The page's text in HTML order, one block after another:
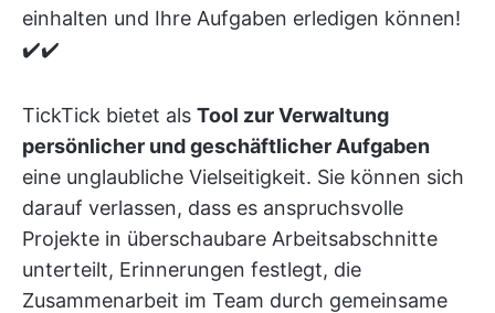
einhalten und Ihre Aufgaben erledigen können!
✔️✔️
TickTick bietet als Tool zur Verwaltung
persönlicher und geschäftlicher Aufgaben
eine unglaubliche Vielseitigkeit. Sie können sich
darauf verlassen, dass es anspruchsvolle
Projekte in überschaubare Arbeitsabschnitte
unterteilt, Erinnerungen festlegt, die
Zusammenarbeit im Team durch gemeinsame